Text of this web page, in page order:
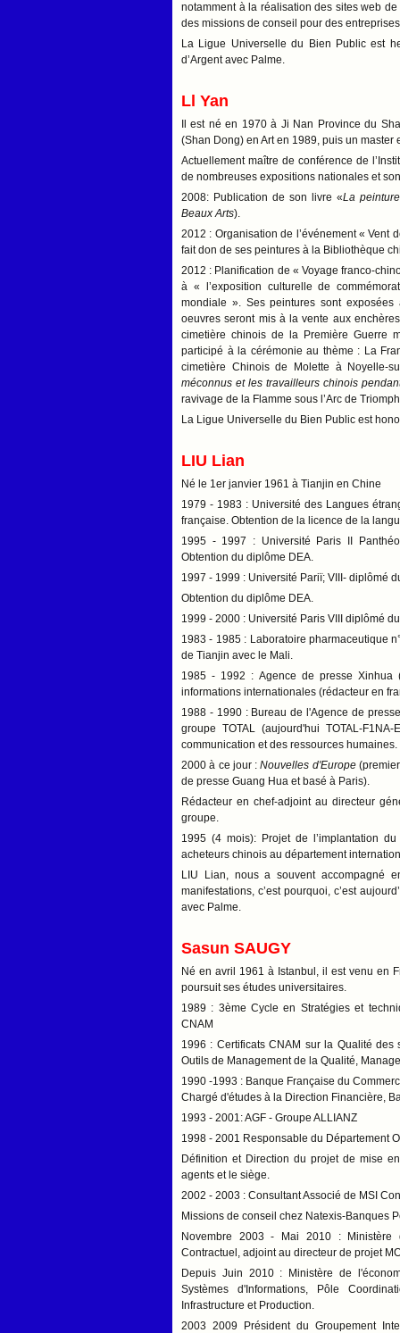
notamment à la réalisation des sites web
des missions de conseil pour des
La Ligue Universelle du Bien Public est
d’Argent avec Palme.
Ll Yan
Il est né en 1970 à Ji Nan Province du
(Shan Dong) en Art en 1989, puis un master
Actuellement maître de conférence de
de nombreuses expositions nationales et
2008: Publication de son livre «La
Beaux Arts).
2012 : Organisation de l’événement « Vent
fait don de ses peintures à la Bibliothèque
2012 : Planification de « Voyage franco-
à « l’exposition culturelle de
mondiale ». Ses peintures sont
oeuvres seront mis à la vente aux
cimetière chinois de la Première Guerre
participé à la cérémonie au thème : La
cimetière Chinois de Molette à Noyelle-
méconnus et les travailleurs chinois
ravivage de la Flamme sous l’Arc de
La Ligue Universelle du Bien Public est
LIU Lian
Né le 1er janvier 1961 à Tianjin en Chine
1979 - 1983 : Université des Langues
française. Obtention de la licence de la
1995 - 1997 : Université Paris II
Obtention du diplôme DEA.
1997 - 1999 : Université Pariï; VIII- diplômé
Obtention du diplôme DEA.
1999 - 2000 : Université Paris VIII diplômé
1983 - 1985 : Laboratoire pharmaceutique
de Tianjin avec le Mali.
1985 - 1992 : Agence de presse Xinhua
informations internationales (rédacteur en
1988 - 1990 : Bureau de l'Agence de
groupe TOTAL (aujourd'hui TOTAL-
communication et des ressources humaines.
2000 à ce jour :Nouvelles d'Europe
de presse Guang Hua et basé à Paris).
Rédacteur en chef-adjoint au directeur
groupe.
1995 (4 mois): Projet de l’implantation
acheteurs chinois au département
LIU Lian, nous a souvent accompagné
manifestations, c’est pourquoi, c’est
avec Palme.
Sasun SAUGY
Né en avril 1961 à Istanbul, il est venu en
poursuit ses études universitaires.
1989 : 3ème Cycle en Stratégies et
CNAM
1996 : Certificats CNAM sur la Qualité des
Outils de Management de la Qualité,
1990 -1993 : Banque Française du
Chargé d'études à la Direction Financière,
1993 - 2001: AGF - Groupe ALLIANZ
1998 - 2001 Responsable du Département
Définition et Direction du projet de mise
agents et le siège.
2002 - 2003 : Consultant Associé de MSI
Missions de conseil chez Natexis-Banques
Novembre 2003 - Mai 2010 : Ministère
Contractuel, adjoint au directeur de projet
Depuis Juin 2010 : Ministère de
Systèmes d'Informations, Pôle
Infrastructure et Production.
2003 2009 Président du Groupement